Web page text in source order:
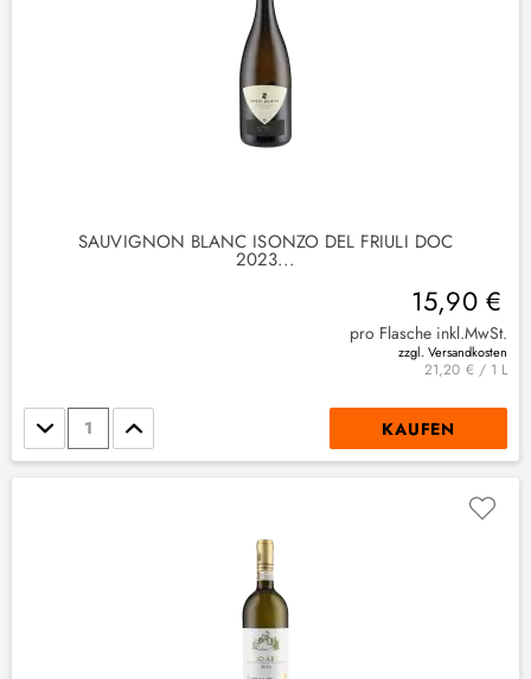
SAUVIGNON BLANC ISONZO DEL FRIULI DOC
2023...
15,90 €
pro Flasche inkl.MwSt.
zzgl. Versandkosten
21,20 € / 1 L
Stückzahl KAUFEN